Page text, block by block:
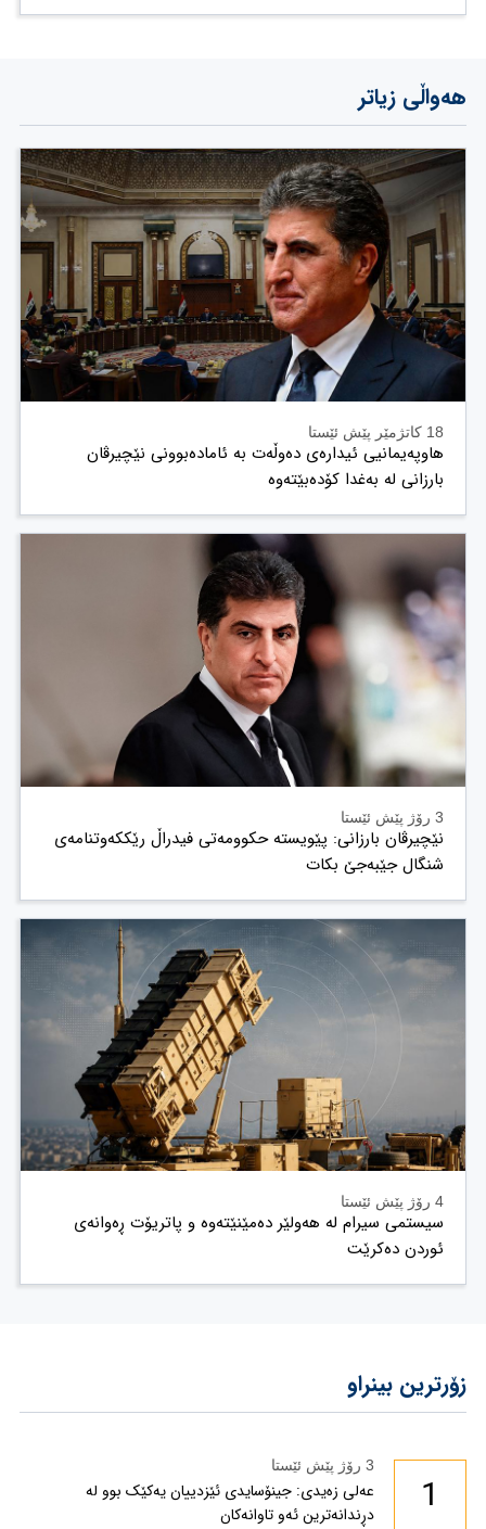
هەواڵی زیاتر
18 کاتژمێر پێش ئێستا
هاوپەیمانیی ئیدارەی دەوڵەت بە ئامادەبوونی نێچیرڤان
بارزانی لە بەغدا کۆدەبێتەوە
3 رۆژ پێش ئێستا
نێچیرڤان بارزانی: پێویستە حکوومەتی فیدراڵ رێککەوتنامەی
شنگال جێبەجێ بکات
4 رۆژ پێش ئێستا
سیستمی سیرام لە هەولێر دەمێنێتەوە و پاتریۆت ڕەوانەی
ئوردن دەکرێت
زۆرترین بینراو
1
3 رۆژ پێش ئێستا
عەلی زەیدی: جینۆسایدی ئێزدییان یەکێک بوو لە
دڕندانەترین ئەو تاوانەکان